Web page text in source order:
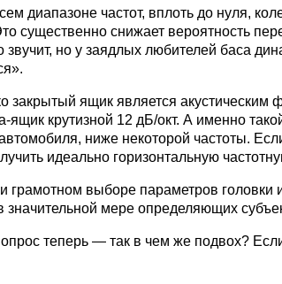
диапазоне частот, вплоть до нуля,
существенно снижает вероятность
звучит, но у заядлых любителей баса
закрытый ящик является
ящик крутизной 12 дБ/окт. А именно
ниже некоторой частоты.
идеально горизонтальную
грамотном выборе параметров
значительной мере определяющих
теперь — так в чем же подвох?